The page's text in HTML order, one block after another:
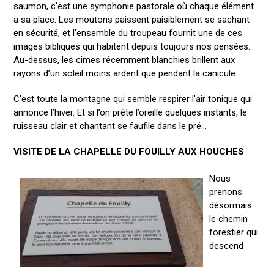
saumon, c’est une symphonie pastorale où chaque élément
a sa place. Les moutons paissent paisiblement se sachant
en sécurité, et l’ensemble du troupeau fournit une de ces
images bibliques qui habitent depuis toujours nos pensées.
Au-dessus, les cimes récemment blanchies brillent aux
rayons d’un soleil moins ardent que pendant la canicule.
C’est toute la montagne qui semble respirer l’air tonique qui
annonce l’hiver. Et si l’on prête l’oreille quelques instants, le
ruisseau clair et chantant se faufile dans le pré…
VISITE DE LA CHAPELLE DU FOUILLY AUX HOUCHES
Nous
prenons
désormais
le chemin
forestier qui
descend